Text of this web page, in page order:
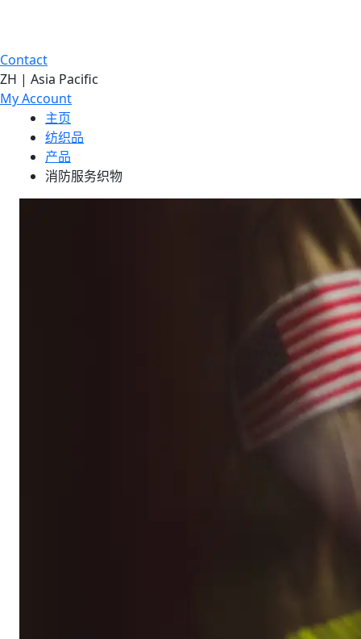
Contact
ZH | Asia Pacific
My Account
主页
纺织品
产品
消防服务织物